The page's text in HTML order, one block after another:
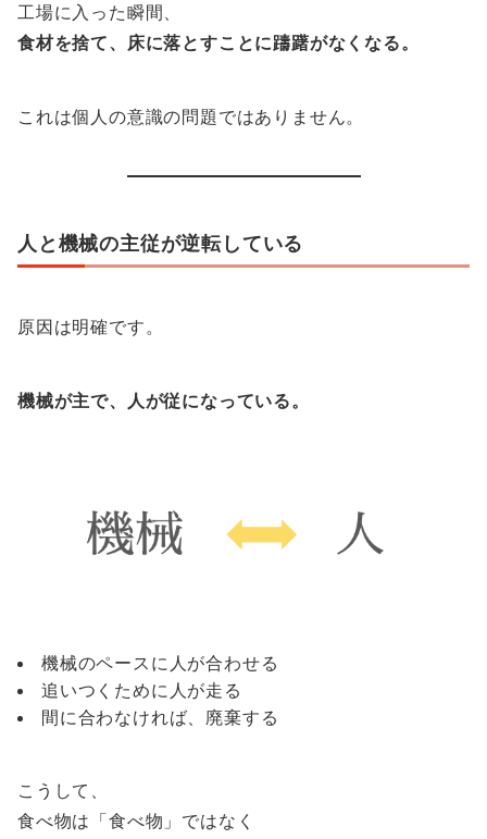
工場に入った瞬間、
食材を捨て、床に落とすことに躊躇がなくなる。
これは個人の意識の問題ではありません。
人と機械の主従が逆転している
原因は明確です。
機械が主で、人が従になっている。
機械のペースに人が合わせる
追いつくために人が走る
間に合わなければ、廃棄する
こうして、
食べ物は「食べ物」ではなく